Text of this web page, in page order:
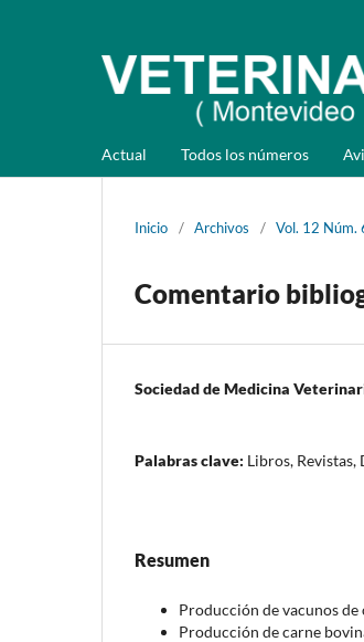
Actual Todos los números
Inicio / Archivos / Vol. 12 Núm.
Comentario
Sociedad de Medicina
Palabras clave: Libros,
Resumen
Producción de vacunos de
Producción de carne